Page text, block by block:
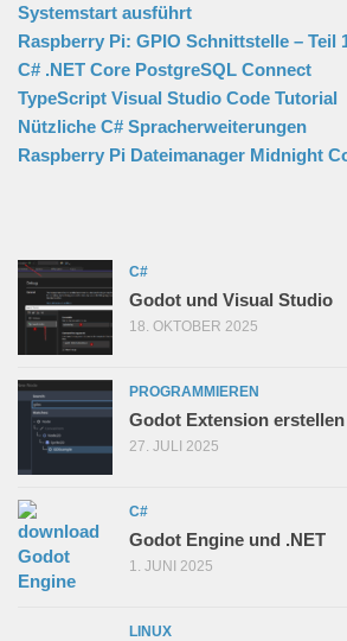
Systemstart ausführt
Raspberry Pi: GPIO Schnittstelle – Teil
C# .NET Core PostgreSQL Connect
TypeScript Visual Studio Code Tutorial
Nützliche C# Spracherweiterungen
Raspberry Pi Dateimanager Midnight
C#
Godot und Visual Studio
18. OKTOBER 2025
PROGRAMMIEREN
Godot Extension erstellen
27. JULI 2025
C#
Godot Engine und .NET
1. JUNI 2025
LINUX